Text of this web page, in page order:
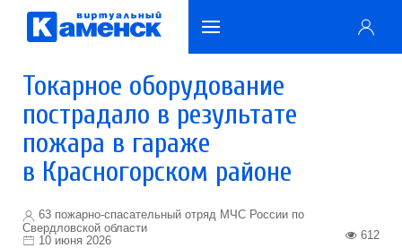
Токарное оборудование
пострадало в результате
пожара в гараже
в Красногорском районе
63 пожарно-спасательный отряд МЧС России по
Свердловской области
10 июня 2026
612